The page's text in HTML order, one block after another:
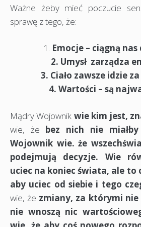
Ważne żeby mieć poczucie
sprawę z tego, że:
1. Emocje – ciągną
2. Umysł zarządza
3. Ciało zawsze idzie
4. Wartości – są
Mądry Wojownik wie kim jest,
wie, że bez nich nie miałby
Wojownik wie. że
podejmują decyzje. Wie
uciec na koniec świata, ale to
aby uciec od siebie i tego
wie, że zmiany, za którymi nie
nie wnoszą nic